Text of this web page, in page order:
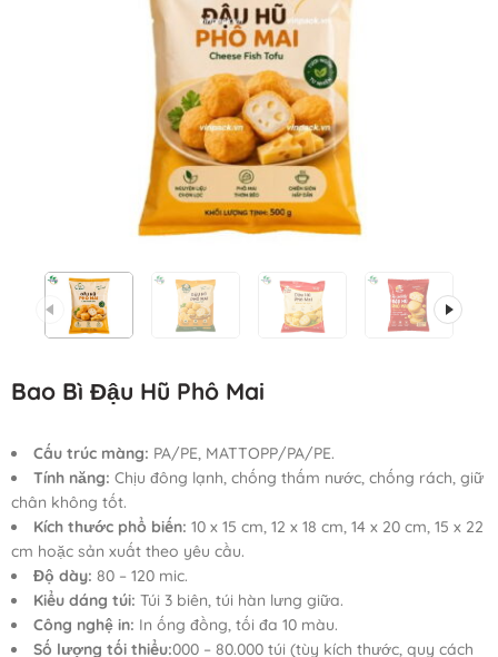
Bao Bì Đậu Hũ Phô Mai
Cấu trúc màng: PA/PE, MATTOPP/PA/PE.
Tính năng: Chịu đông lạnh, chống thấm nước, chống rách, giữ
chân không tốt.
Kích thước phổ biến: 10 x 15 cm, 12 x 18 cm, 14 x 20 cm, 15 x 22
cm hoặc sản xuất theo yêu cầu.
Độ dày: 80 – 120 mic.
Kiểu dáng túi: Túi 3 biên, túi hàn lưng giữa.
Công nghệ in: In ống đồng, tối đa 10 màu.
Số lượng tối thiểu:000 – 80.000 túi (tùy kích thước, quy cách